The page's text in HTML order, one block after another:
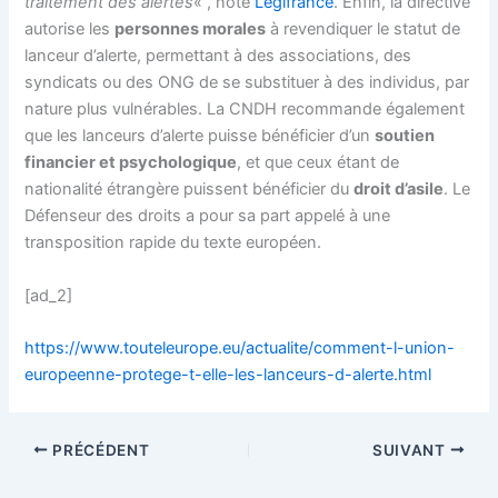
autorise les personnes morales à revendiquer le statut de
lanceur d’alerte, permettant à des associations, des
syndicats ou des ONG de se substituer à des individus, par
nature plus vulnérables. La CNDH recommande également
que les lanceurs d’alerte puisse bénéficier d’unsoutien
financier et psychologique, et que ceux étant de
nationalité étrangère puissent bénéficier dudroit d’asile. Le
Défenseur des droits a pour sa part appelé à une
transposition rapide du texte européen.
[ad_2]
https://www.touteleurope.eu/actualite/comment-l-union-
europeenne-protege-t-elle-les-lanceurs-d-alerte.html
PRÉCÉDENT SUIVANT